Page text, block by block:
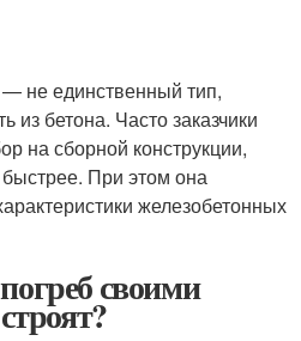
не единственный тип,
бетона. Часто заказчики
на сборной конструкции,
При этом она
железобетонных
своими